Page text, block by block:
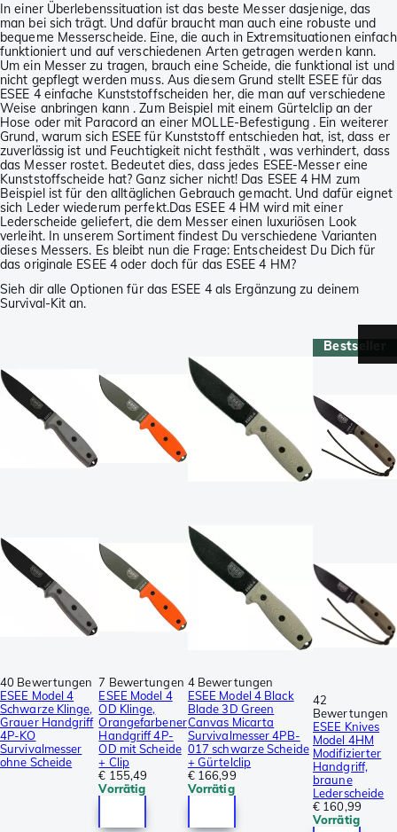
In einer Überlebenssituation ist das beste Messer dasjenige, das
man bei sich trägt. Und dafür braucht man auch eine robuste und
bequeme Messerscheide. Eine, die auch in Extremsituationen einfach
funktioniert und auf verschiedenen Arten getragen werden kann.
Um ein Messer zu tragen, brauch eine Scheide, die funktional ist und
nicht gepflegt werden muss. Aus diesem Grund stellt ESEE für das
ESEE 4 einfache Kunststoffscheiden her, die man auf verschiedene
Weise anbringen kann . Zum Beispiel mit einem Gürtelclip an der
Hose oder mit Paracord an einer MOLLE-Befestigung . Ein weiterer
Grund, warum sich ESEE für Kunststoff entschieden hat, ist, dass er
zuverlässig ist und Feuchtigkeit nicht festhält , was verhindert, dass
das Messer rostet. Bedeutet dies, dass jedes ESEE-Messer eine
Kunststoffscheide hat? Ganz sicher nicht! Das ESEE 4 HM zum
Beispiel ist für den alltäglichen Gebrauch gemacht. Und dafür eignet
sich Leder wiederum perfekt.Das ESEE 4 HM wird mit einer
Lederscheide geliefert, die dem Messer einen luxuriösen Look
verleiht. In unserem Sortiment findest Du verschiedene Varianten
dieses Messers. Es bleibt nun die Frage: Entscheidest Du Dich für
das originale ESEE 4 oder doch für das ESEE 4 HM?
Sieh dir alle Optionen für das ESEE 4 als Ergänzung zu deinem
Survival-Kit an.
40 Bewertungen
ESEE Model 4
Schwarze Klinge,
Grauer Handgriff
4P-KO
Survivalmesser
ohne Scheide
7 Bewertungen
ESEE Model 4
OD Klinge,
Orangefarbener
Handgriff 4P-
OD mit Scheide
+ Clip
€ 155,49
Vorrätig
4 Bewertungen
ESEE Model 4 Black
Blade 3D Green
Canvas Micarta
Survivalmesser 4PB-
017 schwarze Scheide
+ Gürtelclip
€ 166,99
Vorrätig
Bestseller
42
Bewertungen
ESEE Knives
Model 4HM
Modifizierter
Handgriff,
braune
Lederscheide
€ 160,99
Vorrätig